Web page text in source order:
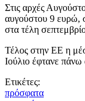
Στις αρχές
αυγούστου 9 ευρώ,
στα τέλη
Τέλος στην ΕΕ η
Ιούλιο έφτανε
Ετικέτες:
πρόσφατα